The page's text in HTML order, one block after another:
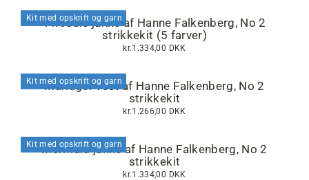
Kit med opskrift og garn
Tweedie jakke af Hanne Falkenberg, No 2
strikkekit (5 farver)
kr.1.334,00 DKK
Kit med opskrift og garn
Mariager vest af Hanne Falkenberg, No 2
strikkekit
kr.1.266,00 DKK
Kit med opskrift og garn
Mermaid jakke af Hanne Falkenberg, No 2
strikkekit
kr.1.334,00 DKK